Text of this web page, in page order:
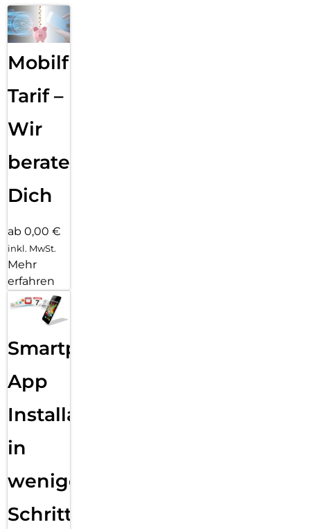
Mobilfunk
Tarif –
Wir
beraten
Dich
ab 0,00 €
inkl. MwSt.
Mehr
erfahren
Smartphone
App
Installation
in
wenigen
Schritten